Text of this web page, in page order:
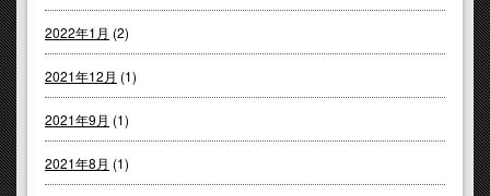
2022年1月 (2)
2021年12月 (1)
2021年9月 (1)
2021年8月 (1)